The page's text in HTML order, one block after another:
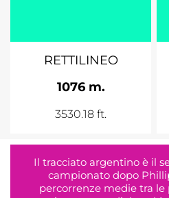
RETTILINEO
1076 m.
3530.18 ft.
Il tracciato argentino è il
campionato dopo
percorrenze medie tra